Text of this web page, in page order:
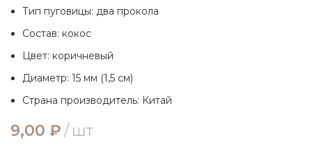
Тип пуговицы: два прокола
Состав: кокос
Цвет: коричневый
Диаметр: 15 мм (1,5 см)
Страна производитель: Китай
9,00 ₽ шт